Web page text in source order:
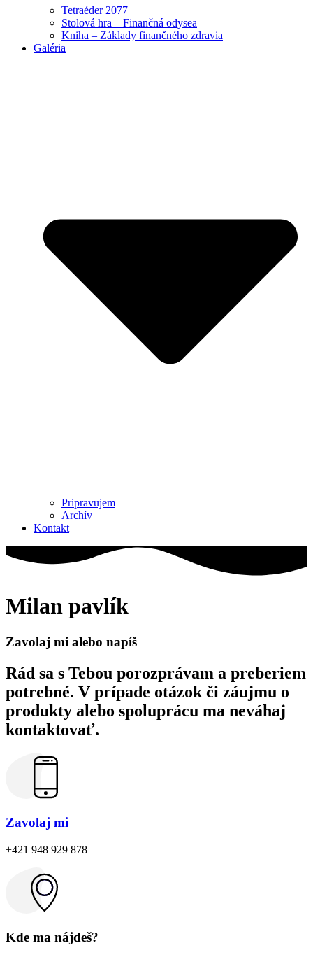
Tetraéder 2077
Stolová hra – Finančná odysea
Kniha – Základy finančného zdravia
Galéria
Pripravujem
Archív
Kontakt
Milan pavlík
Zavolaj mi alebo napíš
Rád sa s Tebou porozprávam a preberiem
potrebné. V prípade otázok či záujmu o
produkty alebo spoluprácu ma neváhaj
kontaktovať.
Zavolaj mi
+421 948 929 878
Kde ma nájdeš?